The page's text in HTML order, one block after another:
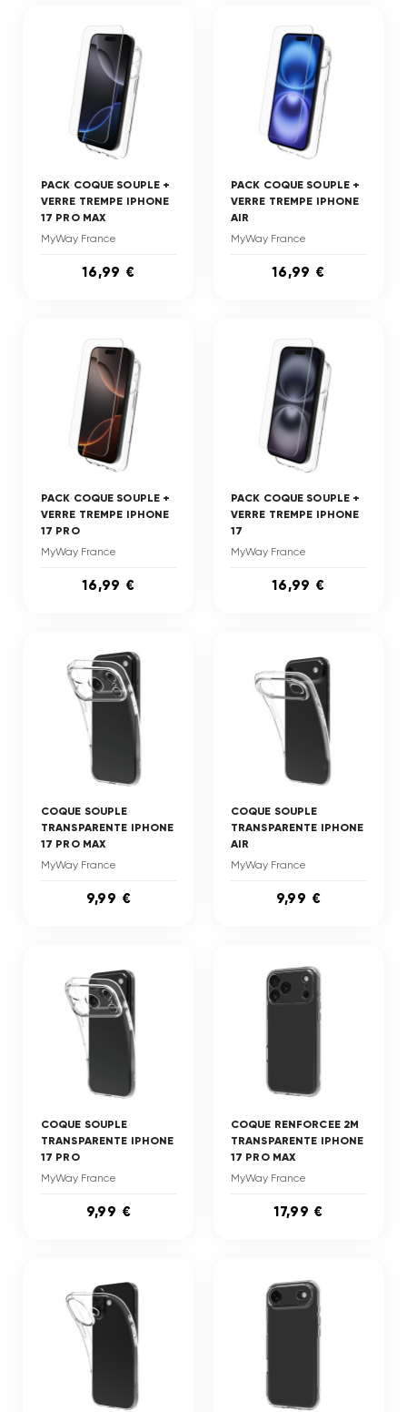
PACK COQUE SOUPLE +
VERRE TREMPE IPHONE
17 PRO MAX
MyWay France
16,99 €
PACK COQUE SOUPLE +
VERRE TREMPE IPHONE
AIR
MyWay France
16,99 €
PACK COQUE SOUPLE +
VERRE TREMPE IPHONE
17 PRO
MyWay France
16,99 €
PACK COQUE SOUPLE +
VERRE TREMPE IPHONE
17
MyWay France
16,99 €
COQUE SOUPLE
TRANSPARENTE IPHONE
17 PRO MAX
MyWay France
9,99 €
COQUE SOUPLE
TRANSPARENTE IPHONE
AIR
MyWay France
9,99 €
COQUE SOUPLE
TRANSPARENTE IPHONE
17 PRO
MyWay France
9,99 €
COQUE RENFORCEE 2M
TRANSPARENTE IPHONE
17 PRO MAX
MyWay France
17,99 €